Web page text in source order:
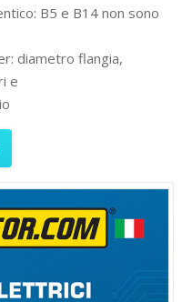
B5 e B14 non sono
diametro flangia,
e